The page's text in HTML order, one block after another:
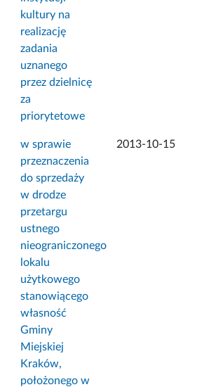
kultury na
realizację
zadania
uznanego
przez dzielnicę
za
priorytetowe
w sprawie
przeznaczenia
do sprzedaży
w drodze
przetargu
ustnego
nieograniczonego
lokalu
użytkowego
stanowiącego
własność
Gminy
Miejskiej
Kraków,
położonego w
2013-10-15